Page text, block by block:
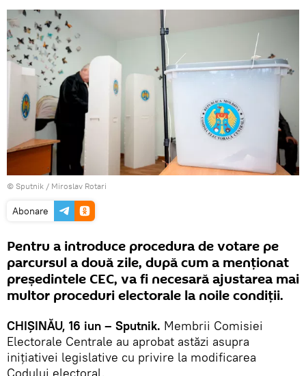
© Sputnik / Miroslav Rotari
Abonare
Pentru a introduce procedura de votare pe
parcursul a două zile, după cum a menționat
președintele CEC, va fi necesară ajustarea mai
multor proceduri electorale la noile condiţii.
CHIȘINĂU, 16 iun – Sputnik. Membrii Comisiei
Electorale Centrale au aprobat astăzi asupra
inițiativei legislative cu privire la modificarea
Codului electoral.